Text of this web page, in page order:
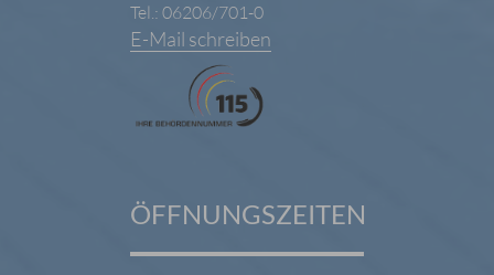
Tel.: 06206/701-0
E-Mail schreiben
ÖFFNUNGSZEITEN